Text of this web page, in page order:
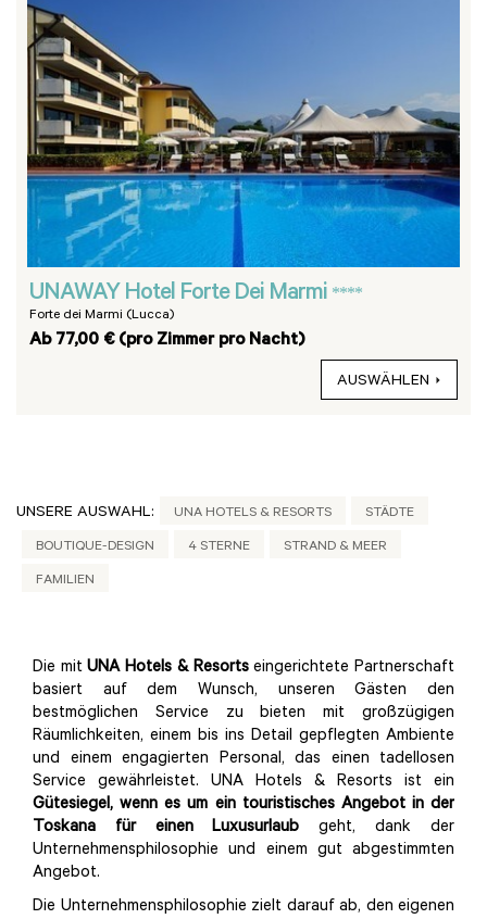
UNAWAY Hotel Forte Dei Marmi ****
Forte dei Marmi (Lucca)
Ab 77,00 € (pro Zimmer pro Nacht)
AUSWÄHLEN
UNSERE AUSWAHL: UNA HOTELS & RESORTS STÄDTE
BOUTIQUE-DESIGN 4 STERNE STRAND & MEER
FAMILIEN
Die mitUNA Hotels & Resortseingerichtete Partnerschaft
basiert auf dem Wunsch, unseren Gästen den
bestmöglichen Service zu bieten mit großzügigen
Räumlichkeiten, einem bis ins Detail gepflegten Ambiente
und einem engagierten Personal, das einen tadellosen
Service gewährleistet. UNA Hotels & Resorts ist ein
Gütesiegel, wenn es um ein touristisches Angebot in der
Toskana für einen Luxusurlaub geht, dank der
Unternehmensphilosophie und einem gut abgestimmten
Angebot.
Die Unternehmensphilosophie zielt darauf ab, den eigenen